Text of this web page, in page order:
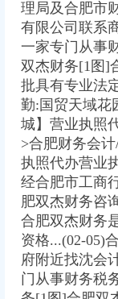
务信息_注册信息
-58到家
_海棠溪代理公
-重庆赶集网
册查询】-重庆赶
年检今题网
商年检今题网
息_信用信息_诉
工商信息-启信宝
重庆工商年检
伯工商信息查询
理局及合肥市
有限公司联系
一家专门从事
双杰财务[1图]
批具有专业法
勤:国贸天域花
城】营业执照
>合肥财务会
执照代办营业
经合肥市工商
肥双杰财务咨
合肥双杰财务
资格...(02-05)
府附近找沈会
门从事财务税